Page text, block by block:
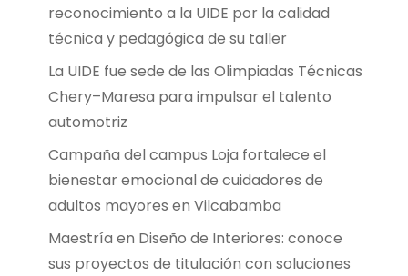
reconocimiento a la UIDE por la calidad
técnica y pedagógica de su taller
La UIDE fue sede de las Olimpiadas Técnicas
Chery–Maresa para impulsar el talento
automotriz
Campaña del campus Loja fortalece el
bienestar emocional de cuidadores de
adultos mayores en Vilcabamba
Maestría en Diseño de Interiores: conoce
sus proyectos de titulación con soluciones